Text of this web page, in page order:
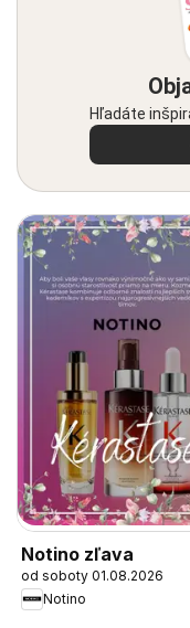
Hľadáte
Notino zľava
od soboty 01.08.2026
Notino